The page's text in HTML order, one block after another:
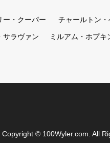
ー・クーパー チャールトン・
サラヴァン ミルアム・ホプキ
Copyright © 100Wyler.com . All